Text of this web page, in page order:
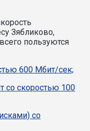
Зябликово,
пользуются
600 Мбит/сек;
со скоростью 100
со